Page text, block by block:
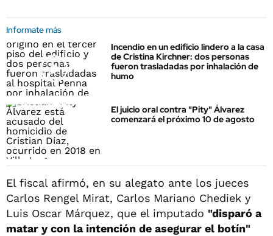
Informate más
Incendio en un edificio lindero a la casa
de Cristina Kirchner: dos personas
fueron trasladadas por inhalación de
humo
El juicio oral contra "Pity" Álvarez
comenzará el próximo 10 de agosto
El fiscal afirmó, en su alegato ante los jueces
Carlos Rengel Mirat, Carlos Mariano Chediek y
Luis Oscar Márquez, que el imputado "disparó a
matar y con la intención de asegurar el botín"